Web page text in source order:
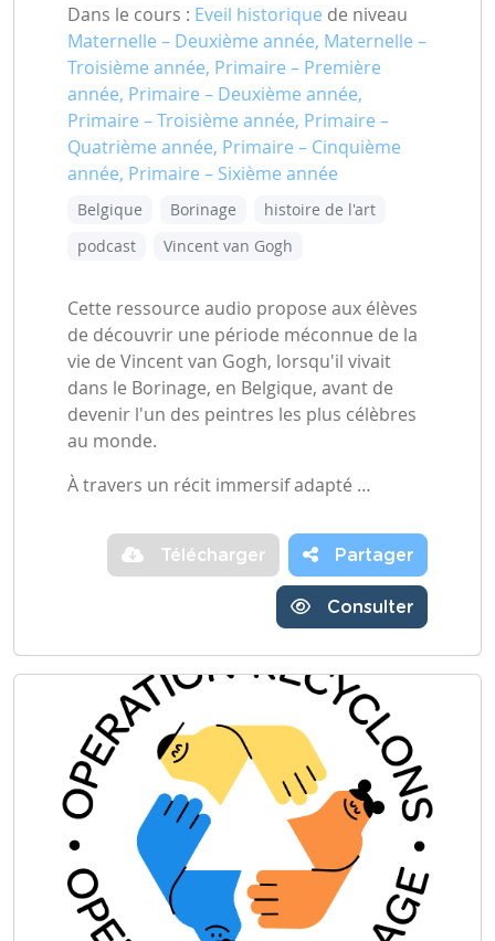
Dans le cours : Eveil historique de niveau
Maternelle – Deuxième année, Maternelle –
Troisième année, Primaire – Première
année, Primaire – Deuxième année,
Primaire – Troisième année, Primaire –
Quatrième année, Primaire – Cinquième
année, Primaire – Sixième année
Belgique Borinage
histoire de l'art
podcast
Vincent van Gogh
Cette ressource audio propose aux élèves
de découvrir une période méconnue de la
vie de Vincent van Gogh, lorsqu'il vivait
dans le Borinage, en Belgique, avant de
devenir l'un des peintres les plus célèbres
au monde.
À travers un récit immersif adapté …
Télécharger Partager
Consulter